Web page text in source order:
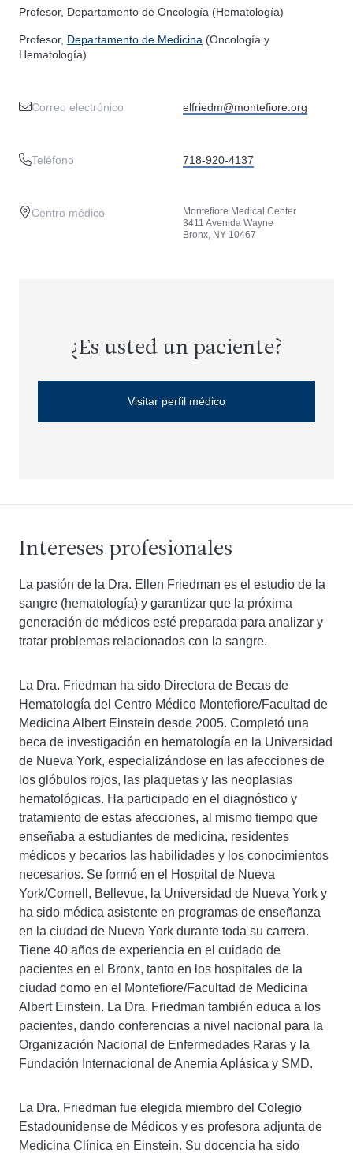
Profesor, Departamento de Oncología (Hematología)
Profesor, Departamento de Medicina (Oncología y
Hematología)
Correo electrónico elfriedm@montefiore.org
Teléfono 718-920-4137
Centro médico
Montefiore Medical Center
3411 Avenida Wayne
Bronx, NY 10467
¿Es usted un paciente?
Visitar perfil médico
Intereses profesionales
La pasión de la Dra. Ellen Friedman es el estudio de la
sangre (hematología) y garantizar que la próxima
generación de médicos esté preparada para analizar y
tratar problemas relacionados con la sangre.
La Dra. Friedman ha sido Directora de Becas de
Hematología del Centro Médico Montefiore/Facultad de
Medicina Albert Einstein desde 2005. Completó una
beca de investigación en hematología en la Universidad
de Nueva York, especializándose en las afecciones de
los glóbulos rojos, las plaquetas y las neoplasias
hematológicas. Ha participado en el diagnóstico y
tratamiento de estas afecciones, al mismo tiempo que
enseñaba a estudiantes de medicina, residentes
médicos y becarios las habilidades y los conocimientos
necesarios. Se formó en el Hospital de Nueva
York/Cornell, Bellevue, la Universidad de Nueva York y
ha sido médica asistente en programas de enseñanza
en la ciudad de Nueva York durante toda su carrera.
Tiene 40 años de experiencia en el cuidado de
pacientes en el Bronx, tanto en los hospitales de la
ciudad como en el Montefiore/Facultad de Medicina
Albert Einstein. La Dra. Friedman también educa a los
pacientes, dando conferencias a nivel nacional para la
Organización Nacional de Enfermedades Raras y la
Fundación Internacional de Anemia Aplásica y SMD.
La Dra. Friedman fue elegida miembro del Colegio
Estadounidense de Médicos y es profesora adjunta de
Medicina Clínica en Einstein. Su docencia ha sido